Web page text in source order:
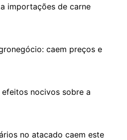
importações de carne
caem preços e
efeitos nocivos sobre a
no atacado caem este